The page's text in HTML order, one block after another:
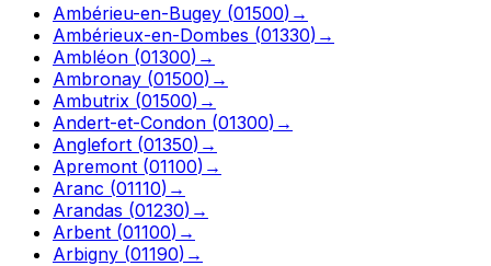
Ambérieu-en-Bugey (01500) →
Ambérieux-en-Dombes (01330) →
Ambléon (01300) →
Ambronay (01500) →
Ambutrix (01500) →
Andert-et-Condon (01300) →
Anglefort (01350) →
Apremont (01100) →
Aranc (01110) →
Arandas (01230) →
Arbent (01100) →
Arbigny (01190) →